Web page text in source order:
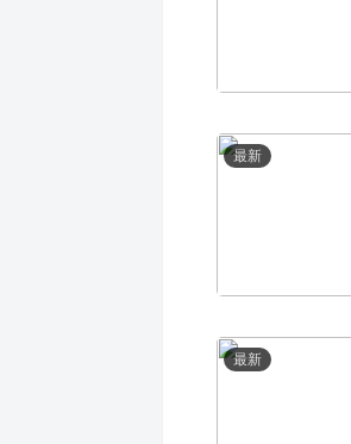
最新
最新